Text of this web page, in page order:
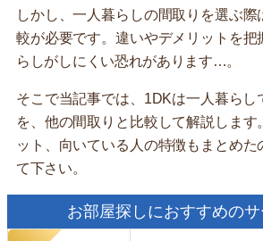
しかし、一人暮らしの間取りを選ぶ際
較が必要です。違いやデメリットを把
らしがしにくい恐れがあります…。
そこで当記事では、1DKは一人暮らし
を、他の間取りと比較して解説します
ット、向いている人の特徴もまとめた
て下さい。
お部屋探しにおすすめの